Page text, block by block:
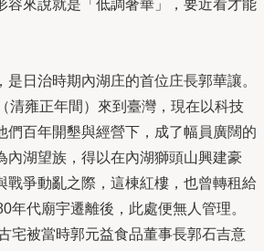
容來說就是「低調奢華」，要近看才能
日治時期內湖庄的首位庄長郭華讓。
清雍正年間）來到臺灣，現在以科技
們百年開墾與經營下，成了幅員廣闊的
內湖望族，得以在內湖獅頭山興建豪
戰爭動亂之際，這棟紅樓，也曾轉租給
年代廟宇遷離後，此處便無人管理。
宅被當時郭元益食品董事長郭石吉意